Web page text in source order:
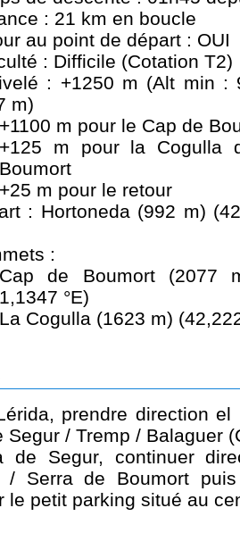
: 21 km en boucle
au point de départ : OUI
: Difficile (Cotation T2)
: +1250 m (Alt min
m)
+1100 m pour le Cap de
+125 m pour la Cogulla
Boumort
+25 m pour le retour
: Hortoneda (992 m)
:
Cap de Boumort (2077
1,1347 °E)
La Cogulla (1623 m)
prendre direction
Segur / Tremp / Balaguer
de Segur, continuer
/ Serra de Boumort
le petit parking situé au